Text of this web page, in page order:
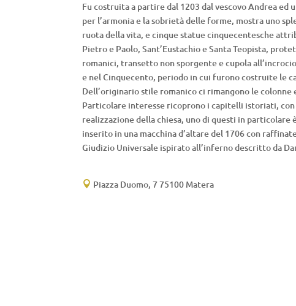
Fu costruita a partire dal 1203 dal vescovo Andrea
per l’armonia e la sobrietà delle forme, mostra uno
ruota della vita, e cinque statue cinquecentesche
Pietro e Paolo, Sant’Eustachio e Santa Teopista,
romanici, transetto non sporgente e cupola
e nel Cinquecento, periodo in cui furono costruite le
Dell’originario stile romanico ci rimangono le
Particolare interesse ricoprono i capitelli istoriati,
realizzazione della chiesa, uno di questi in
inserito in una macchina d’altare del 1706 con
Giudizio Universale ispirato all’inferno descritto da
 Piazza Duomo, 7 75100 Matera